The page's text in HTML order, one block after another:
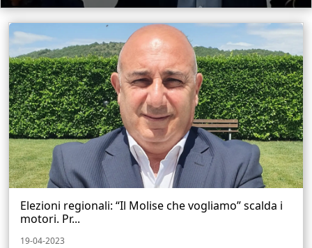
Elezioni regionali: “Il Molise che vogliamo” scalda i
motori. Pr...
19-04-2023